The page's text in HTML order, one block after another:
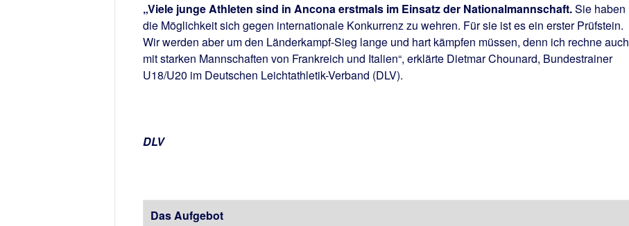
„Viele junge Athleten sind in Ancona erstmals im Einsatz der Nationalmannschaft.Sie haben
die Möglichkeit sich gegen internationale Konkurrenz zu wehren. Für sie ist es ein erster Prüfstein.
Wir werden aber um den Länderkampf-Sieg lange und hart kämpfen müssen, denn ich rechne auch
mit starken Mannschaften von Frankreich und Italien“, erklärte Dietmar Chounard, Bundestrainer
U18/U20 im Deutschen Leichtathletik-Verband (DLV).
DLV
Das Aufgebot